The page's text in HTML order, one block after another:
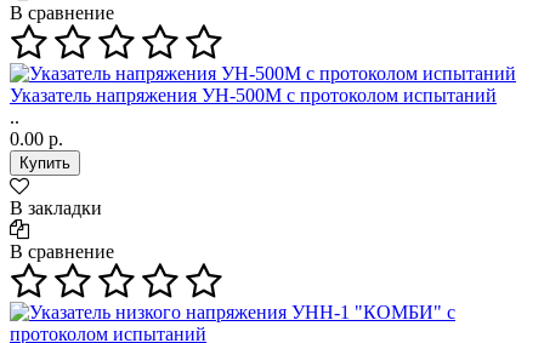
В сравнение
Указатель напряжения УН-500М с протоколом испытаний
..
0.00 р.
В закладки
В сравнение